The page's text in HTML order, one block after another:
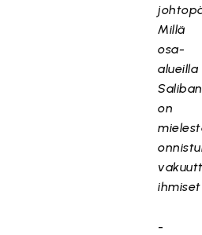
Millä
osa-
alueilla
on
-